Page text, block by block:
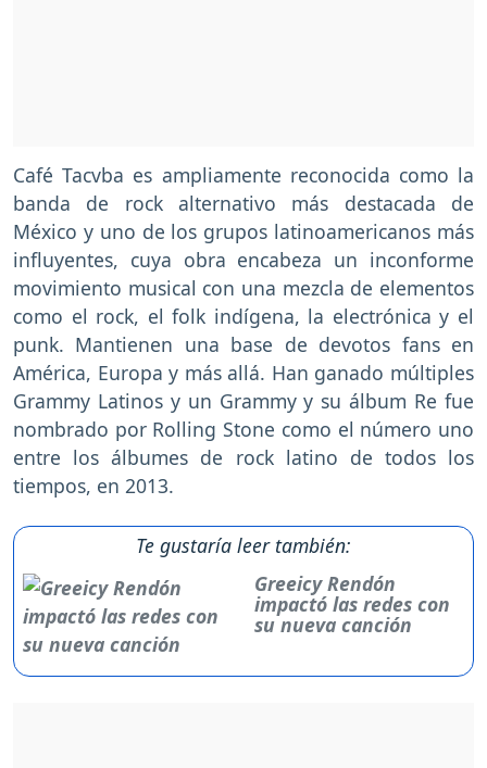
Café Tacvba es ampliamente reconocida como la
banda de rock alternativo más destacada de
México y uno de los grupos latinoamericanos más
influyentes, cuya obra encabeza un inconforme
movimiento musical con una mezcla de elementos
como el rock, el folk indígena, la electrónica y el
punk. Mantienen una base de devotos fans en
América, Europa y más allá. Han ganado múltiples
Grammy Latinos y un Grammy y su álbum Re fue
nombrado por Rolling Stone como el número uno
entre los álbumes de rock latino de todos los
tiempos, en 2013.
Te gustaría leer también:
Greeicy Rendón
impactó las redes con
su nueva canción